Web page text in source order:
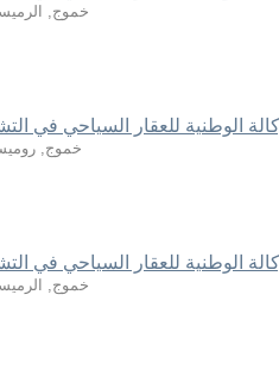
خموج,
الوطنية للعقار السياحي في
خموج,
الوطنية للعقار السياحي في
خموج,